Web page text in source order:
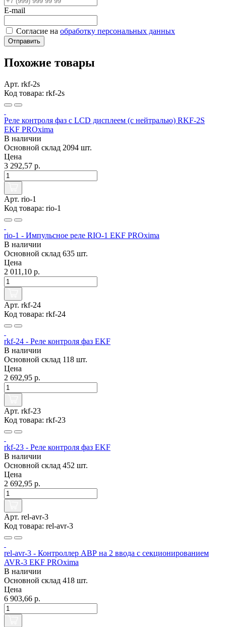
E-mail
Согласие на обработку персональных данных
Отправить
Похожие товары
Арт. rkf-2s
Код товара: rkf-2s
Реле контроля фаз с LCD дисплеем (с нейтралью) RKF-2S
EKF PROxima
В наличии
Основной склад 2094 шт.
Цена
3 292,57 р.
Арт. rio-1
Код товара: rio-1
rio-1 - Импульсное реле RIO-1 EKF PROxima
В наличии
Основной склад 635 шт.
Цена
2 011,10 р.
Арт. rkf-24
Код товара: rkf-24
rkf-24 - Реле контроля фаз EKF
В наличии
Основной склад 118 шт.
Цена
2 692,95 р.
Арт. rkf-23
Код товара: rkf-23
rkf-23 - Реле контроля фаз EKF
В наличии
Основной склад 452 шт.
Цена
2 692,95 р.
Арт. rel-avr-3
Код товара: rel-avr-3
rel-avr-3 - Контроллер АВР на 2 ввода с секционированием
AVR-3 EKF PROxima
В наличии
Основной склад 418 шт.
Цена
6 903,66 р.